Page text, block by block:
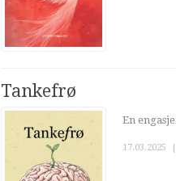
Tankefrø
En
17.03.2025